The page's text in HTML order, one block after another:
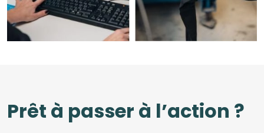
Prêt à passer à l’action ?